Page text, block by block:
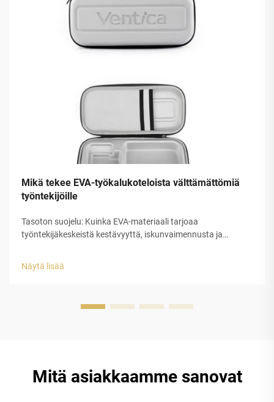
Mikä tekee EVA-työkalukoteloista välttämättömiä
työntekijöille
Tasoton suojelu: Kuinka EVA-materiaali tarjoaa
työntekijäkeskeistä kestävyyttä, iskunvaimennusta ja
ansiosta, joka imee itseensä iskunenergian...
Näytä lisää
Mitä asiakkaamme sanovat